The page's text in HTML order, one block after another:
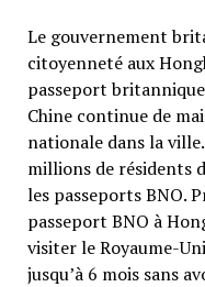
Le gouvernement
citoyenneté aux
passeport
Chine continue de
nationale dans la
millions de résidents
les passeports BNO.
passeport BNO à
visiter le Royaume-
jusqu’à 6 mois sans